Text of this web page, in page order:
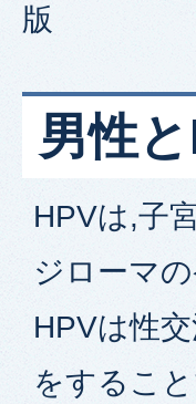
版
男性
HPVは,子
ジローマ
HPVは性
をするこ